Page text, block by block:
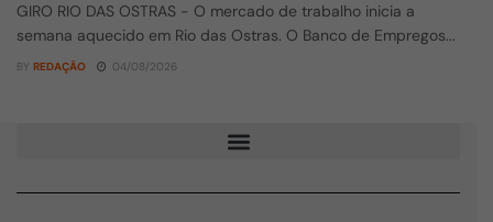
GIRO RIO DAS OSTRAS - O mercado de trabalho inicia a
semana aquecido em Rio das Ostras. O Banco de Empregos...
BY REDAÇÃO 04/08/2026